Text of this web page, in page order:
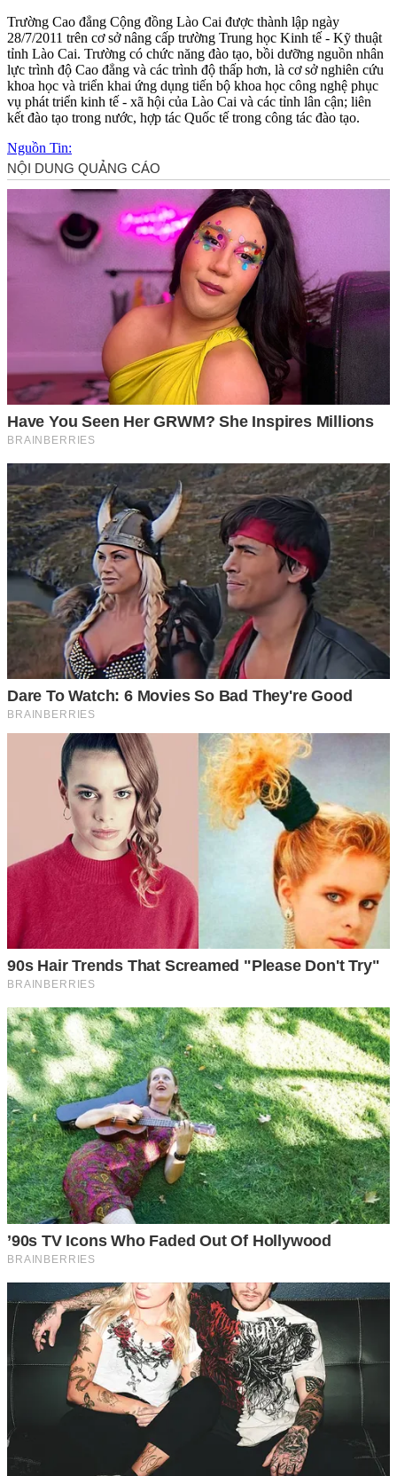
Trường Cao đẳng Cộng đồng Lào Cai được thành lập ngày
28/7/2011 trên cơ sở nâng cấp trường Trung học Kinh tế - Kỹ thuật
tỉnh Lào Cai. Trường có chức năng đào tạo, bồi dưỡng nguồn nhân
lực trình độ Cao đẳng và các trình độ thấp hơn, là cơ sở nghiên cứu
khoa học và triển khai ứng dụng tiến bộ khoa học công nghệ phục
vụ phát triển kinh tế - xã hội của Lào Cai và các tỉnh lân cận; liên
kết đào tạo trong nước, hợp tác Quốc tế trong công tác đào tạo.
Nguồn Tin: